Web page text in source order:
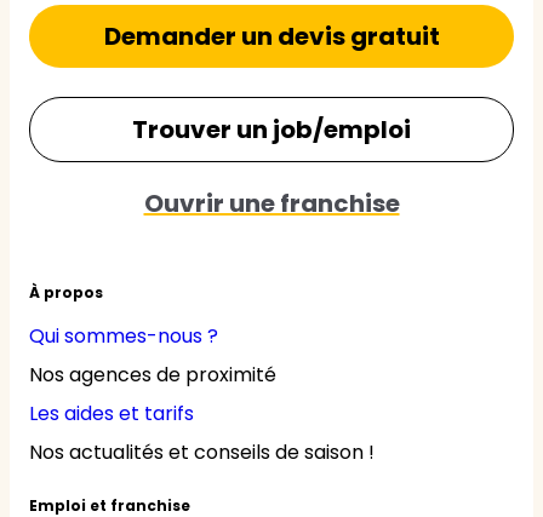
À propos
Qui sommes-nous ?
Nos agences de proximité
Les aides et tarifs
Nos actualités et conseils de saison !
Emploi et franchise
Demander un devis gratuit
Trouver un job/emploi
Ouvrir une franchise